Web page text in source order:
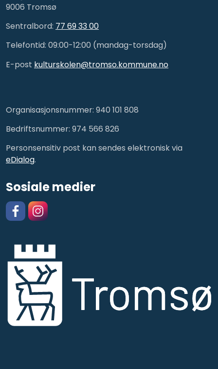
9006 Tromsø
Sentralbord: 77 69 33 00
Telefontid: 09:00-12:00 (mandag-torsdag)
E-post kulturskolen@tromso.kommune.no
Organisasjonsnummer: 940 101 808
Bedriftsnummer: 974 566 826
Personsensitiv post kan sendes elektronisk via
eDialog.
Sosiale medier